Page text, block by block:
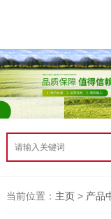
当前位置： 主页> 产品